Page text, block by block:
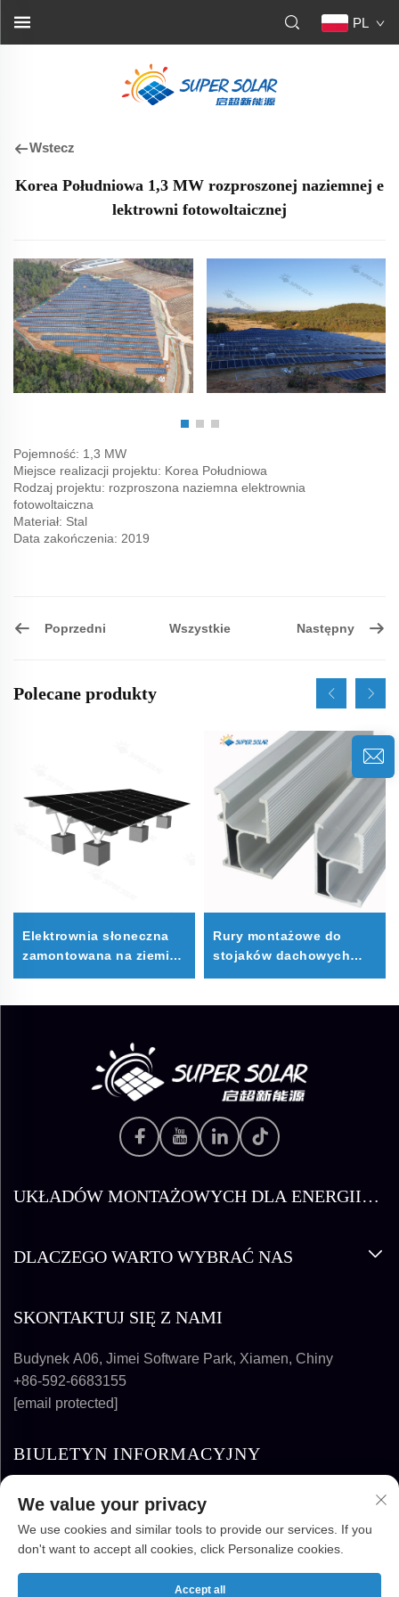
PL
Wstecz
Korea Południowa 1,3 MW rozproszonej naziemnej e
lektrowni fotowoltaicznej
Pojemność: 1,3 MW
Miejsce realizacji projektu: Korea Południowa
Rodzaj projektu: rozproszona naziemna elektrownia
fotowoltaiczna
Materiał: Stal
Data zakończenia: 2019
Poprzedni Wszystkie Następny
Polecane produkty
Elektrownia słoneczna
zamontowana na ziemi
Rury montażowe do
stojaków dachowych
UKŁADÓW MONTAŻOWYCH DLA ENERGII
DLACZEGO WARTO WYBRAĆ NAS
SKONTAKTUJ SIĘ Z NAMI
Budynek A06, Jimei Software Park, Xiamen, Chiny
+86-592-6683155
[email protected]
BIULETYN INFORMACYJNY
SUPER SOLAR ENERGY TECHNOLOGY CO.,
We value your privacy
We use cookies and similar tools to provide our services. If you
don't want to accept all cookies, click Personalize cookies.
Accept all